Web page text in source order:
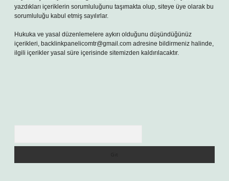
yazdıkları içeriklerin sorumluluğunu taşımakta olup, siteye üye olarak bu
sorumluluğu kabul etmiş sayılırlar.
Hukuka ve yasal düzenlemelere aykırı olduğunu düşündüğünüz
içerikleri, backlinkpanelicomtr@gmail.com adresine bildirmeniz halinde,
ilgili içerikler yasal süre içerisinde sitemizden kaldırılacaktır.